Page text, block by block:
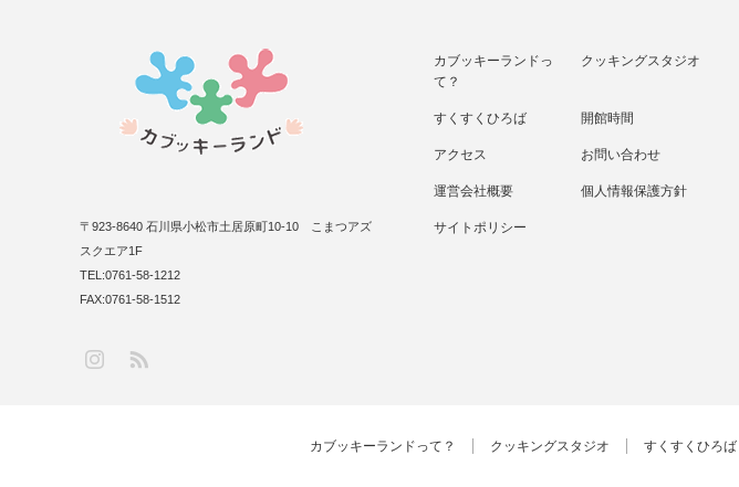
カブッキーランドっ
て？
クッキングスタジオ
すくすくひろば 開館時間
アクセス お問い合わせ
運営会社概要 個人情報保護方針
サイトポリシー
〒923-8640 石川県小松市土居原町10-10 こまつアズ
スクエア1F
TEL:0761-58-1212
FAX:0761-58-1512
Instagram
カブッキーランドって？ クッキングスタジオ すくすくひろば